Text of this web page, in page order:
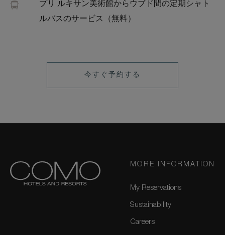
プリ ルキサン美術館からウブド間の定期シャト
ルバスのサービス（無料）
LEARN
MORE
今すぐ予約する
MORE INFORMATION
My Reservations
Sustainability
Careers